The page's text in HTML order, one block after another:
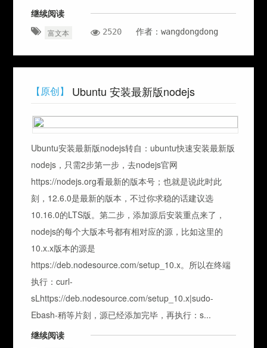
继续阅读
富文本 2520 作者：wangdongdong
【原创】 Ubuntu 安装最新版nodejs
Ubuntu安装最新版nodejs转自：ubuntu快速安装最新版
nodejs，只需2步第一步，去nodejs官网
https://nodejs.org看最新的版本号；也就是说此时此
刻，12.6.0是最新的版本，不过你求稳的话建议选
10.16.0的LTS版。第二步，添加源后安装重点来了，
nodejs的每个大版本号都有相对应的源，比如这里的
10.x.x版本的源是
https://deb.nodesource.com/setup_10.x。所以在终端
执行：curl-
sLhttps://deb.nodesource.com/setup_10.x|sudo-
Ebash-稍等片刻，源已经添加完毕，再执行：s...
继续阅读